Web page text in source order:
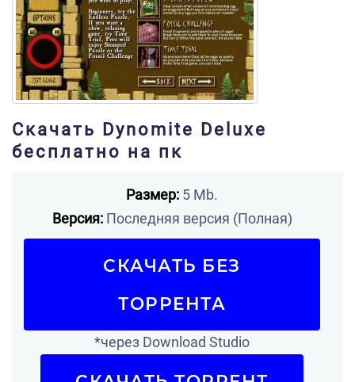
Скачать Dynomite Deluxe
бесплатно на пк
Размер: 5 Mb.
Версия:Последняя версия (Полная)
СКАЧАТЬ БЕЗ
ТОРРЕНТА
*через Download Studio